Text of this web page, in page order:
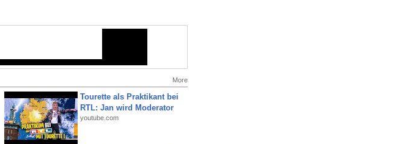
More
Tourette als Praktikant bei
RTL: Jan wird Moderator
youtube.com